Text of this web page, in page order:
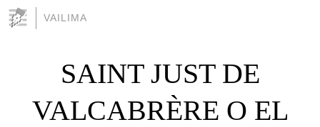
VAILIMA
SAINT JUST DE
VALCABRÈRE O EL